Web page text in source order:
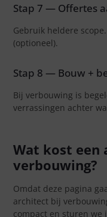
Stap 7 — Offertes
Gebruik heldere
(optioneel).
Stap 8 — Bouw +
Bij verbouwing is
verrassingen achter
Wat kost een
verbouwing?
Omdat deze pagina
architect bij
compact en sturen we